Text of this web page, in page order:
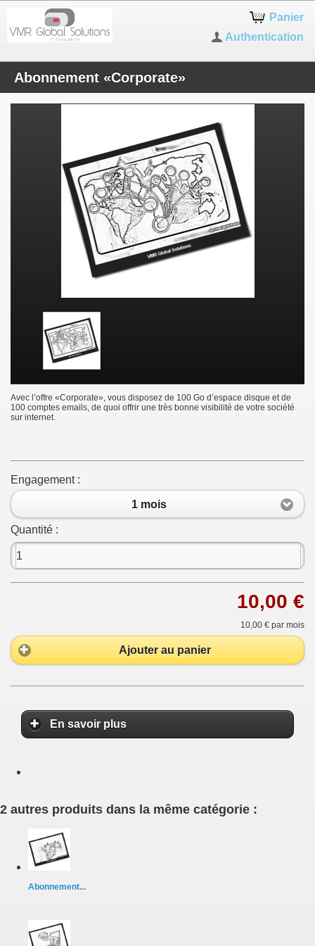
Panier
Authentication
Abonnement «Corporate»
Avec l’offre «Corporate», vous disposez de 100 Go d’espace disque et de
100 comptes emails, de quoi offrir une très bonne visibilité de votre société
sur internet.
Engagement :
1 mois
Quantité :
10,00 €
10,00 € par mois
Ajouter au panier
En savoir plus
2 autres produits dans la même catégorie :
Abonnement...